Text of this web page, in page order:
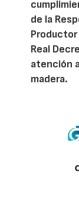
de la
Productor
Real
atención
madera.